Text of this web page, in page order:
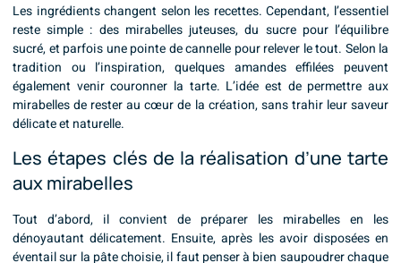
Les ingrédients changent selon les recettes. Cependant, l’essentiel
reste simple : des mirabelles juteuses, du sucre pour l’équilibre
sucré, et parfois une pointe de cannelle pour relever le tout. Selon la
tradition ou l’inspiration, quelques amandes effilées peuvent
également venir couronner la tarte. L’idée est de permettre aux
mirabelles de rester au cœur de la création, sans trahir leur saveur
délicate et naturelle.
Les étapes clés de la réalisation d’une tarte
aux mirabelles
Tout d’abord, il convient de préparer les mirabelles en les
dénoyautant délicatement. Ensuite, après les avoir disposées en
éventail sur la pâte choisie, il faut penser à bien saupoudrer chaque